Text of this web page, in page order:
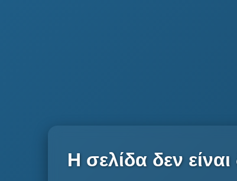
Η σελίδα δεν είναι